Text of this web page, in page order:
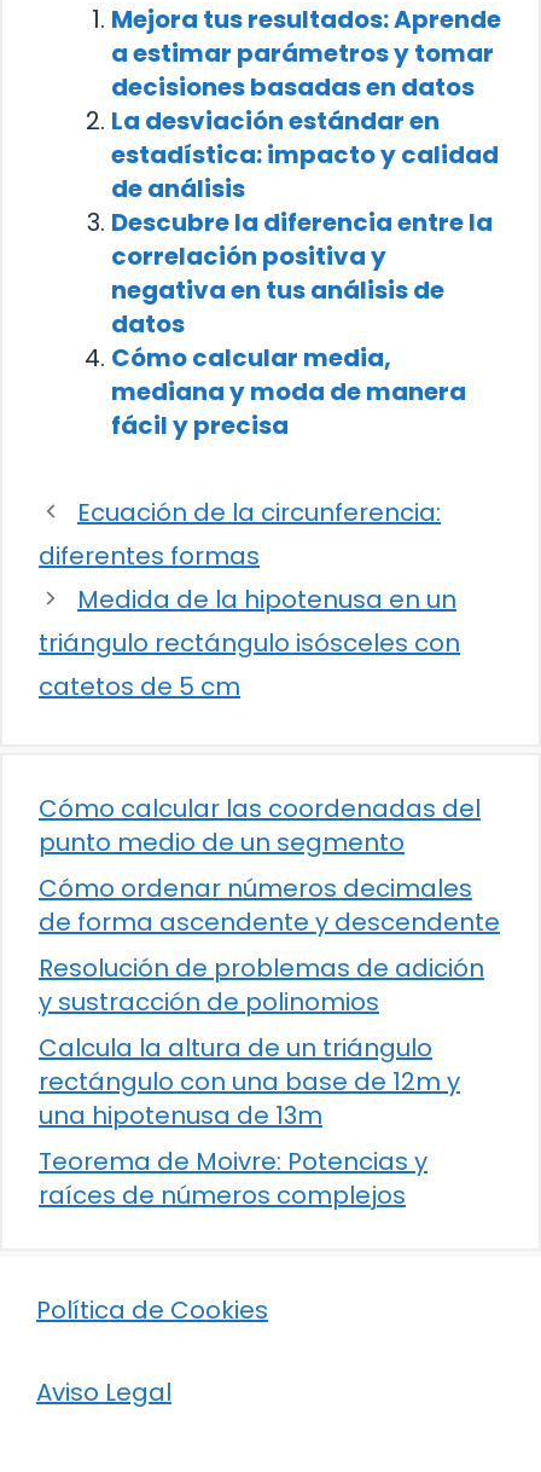
Mejora tus resultados: Aprende
a estimar parámetros y tomar
decisiones basadas en datos
La desviación estándar en
estadística: impacto y calidad
de análisis
Descubre la diferencia entre la
correlación positiva y
negativa en tus análisis de
datos
Cómo calcular media,
mediana y moda de manera
fácil y precisa
Ecuación de la circunferencia:
diferentes formas
Medida de la hipotenusa en un
triángulo rectángulo isósceles con
catetos de 5 cm
Cómo calcular las coordenadas del
punto medio de un segmento
Cómo ordenar números decimales
de forma ascendente y descendente
Resolución de problemas de adición
y sustracción de polinomios
Calcula la altura de un triángulo
rectángulo con una base de 12m y
una hipotenusa de 13m
Teorema de Moivre: Potencias y
raíces de números complejos
Política de Cookies
Aviso Legal